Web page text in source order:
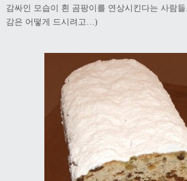
감싸인 모습이 흰 곰팡이를 연상시킨다는 사람
감은 어떻게 드시려고 …)